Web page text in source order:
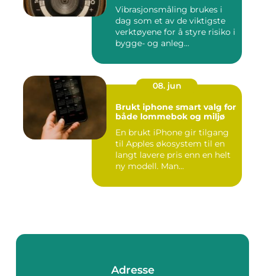
Vibrasjonsmåling brukes i
dag som et av de viktigste
verktøyene for å styre risiko i
bygge- og anleg...
08. jun
Brukt iphone smart valg for
både lommebok og miljø
En brukt iPhone gir tilgang
til Apples økosystem til en
langt lavere pris enn en helt
ny modell. Man...
Adresse